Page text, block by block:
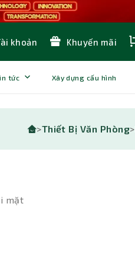
khoản Khuyến mãi
tức Xây dựng cấu hình
>Thiết Bị Văn Phòng>
mặt